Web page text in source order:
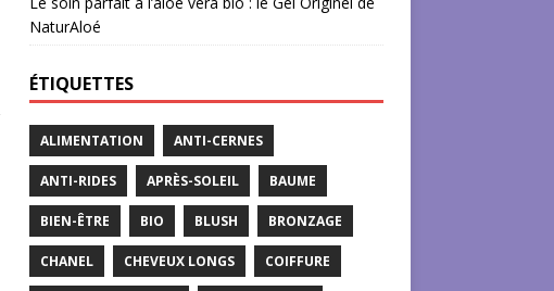
NaturAloé
ÉTIQUETTES
ALIMENTATION ANTI-CERNES
ANTI-RIDES APRÈS-SOLEIL BAUME
BIEN-ÊTRE BIO BLUSH BRONZAGE
CHANEL CHEVEUX LONGS COIFFURE